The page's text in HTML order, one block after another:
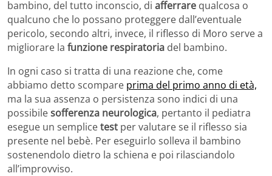
bambino, del tutto inconscio, di afferrare qualcosa o
qualcuno che lo possano proteggere dall’eventuale
pericolo, secondo altri, invece, il riflesso di Moro serve a
migliorare la funzione respiratoria del bambino.
In ogni caso si tratta di una reazione che, come
abbiamo detto scompare prima del primo anno di età,
ma la sua assenza o persistenza sono indici di una
possibilesofferenza neurologica, pertanto il pediatra
esegue un semplicetest per valutare se il riflesso sia
presente nel bebè. Per eseguirlo solleva il bambino
sostenendolo dietro la schiena e poi rilasciandolo
all’improvviso.